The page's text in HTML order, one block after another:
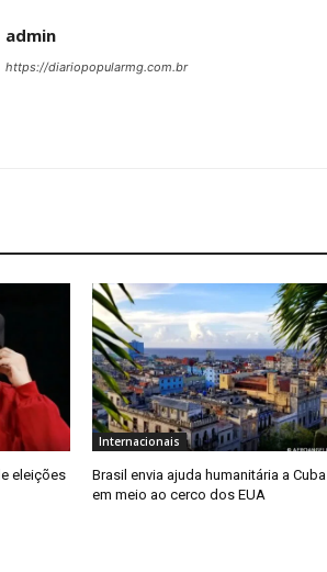
admin
https://diariopopularmg.com.br
eleições
Internacionais
Brasil envia ajuda humanitária a Cuba
em meio ao cerco dos EUA